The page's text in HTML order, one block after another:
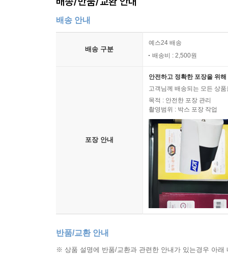
배송 안내
배송 구분
예스24 배송
배송비 : 2,500원
포장 안내
안전하고 정확한 포장을 위
고객님께 배송되는 모든 상
목적 : 안전한 포장 관리
촬영범위 : 박스 포장 작업
반품/교환 안내
※ 상품 설명에 반품/교환과 관련한 안내가 있는경우 아